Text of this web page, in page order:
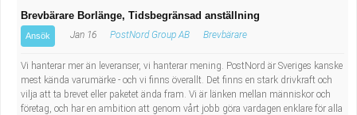
Brevbärare Borlänge, Tidsbegränsad anställning
Ansök Jan 16 PostNord Group AB Brevbärare
Vi hanterar mer än leveranser, vi hanterar mening. PostNord är Sveriges kanske
mest kända varumärke - och vi finns överallt. Det finns en stark drivkraft och
vilja att ta brevet eller paketet ända fram. Vi är länken mellan människor och
företag, och har en ambition att genom vårt jobb göra vardagen enklare för alla